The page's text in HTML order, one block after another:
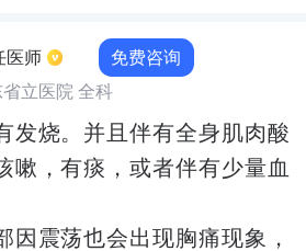
医师 免费咨询
省立医院 全科
发烧。并且伴有全身肌肉酸
嗽，有痰，或者伴有少量血
因震荡也会出现胸痛现象，